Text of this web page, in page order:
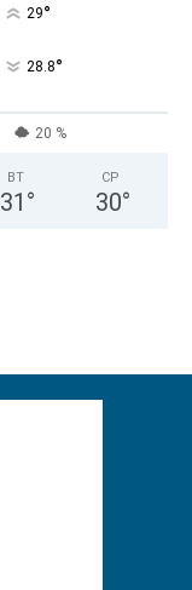
29°
28.8°
20 %
ВТ
31 °
СР
30°